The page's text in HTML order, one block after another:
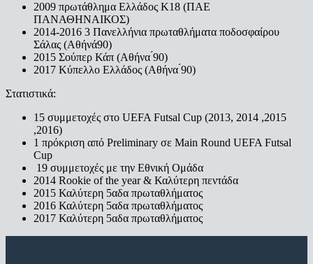
2009 πρωτάθλημα Ελλάδος Κ18 (ΠΑΕ
ΠΑΝΑΘΗΝΑΙΚΟΣ)
2014-2016 3 Πανελλήνια πρωταθλήματα ποδοσφαίρου
Σάλας (Αθήνά90)
2015 Σούπερ Κάπ (Αθήνα ́90)
2017 Κύπελλο Ελλάδος (Αθήνα ́90)
Στατιστικά:
15 συμμετοχές στο UEFA Futsal Cup (2013, 2014 ,2015
,2016)
1 πρόκριση από Preliminary σε Main Round UEFA Futsal
Cup
19 συμμετοχές με την Εθνική Ομάδα
2014 Rookie of the year & Καλύτερη πεντάδα
2015 Καλύτερη 5αδα πρωταθλήματος
2016 Καλύτερη 5αδα πρωταθλήματος
2017 Καλύτερη 5αδα πρωταθλήματος